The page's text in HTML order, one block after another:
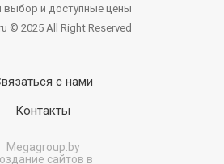
и доступные цены
© 2025 All Right Reserved
с нами
Контакты
Megagroup.by
сайтов в